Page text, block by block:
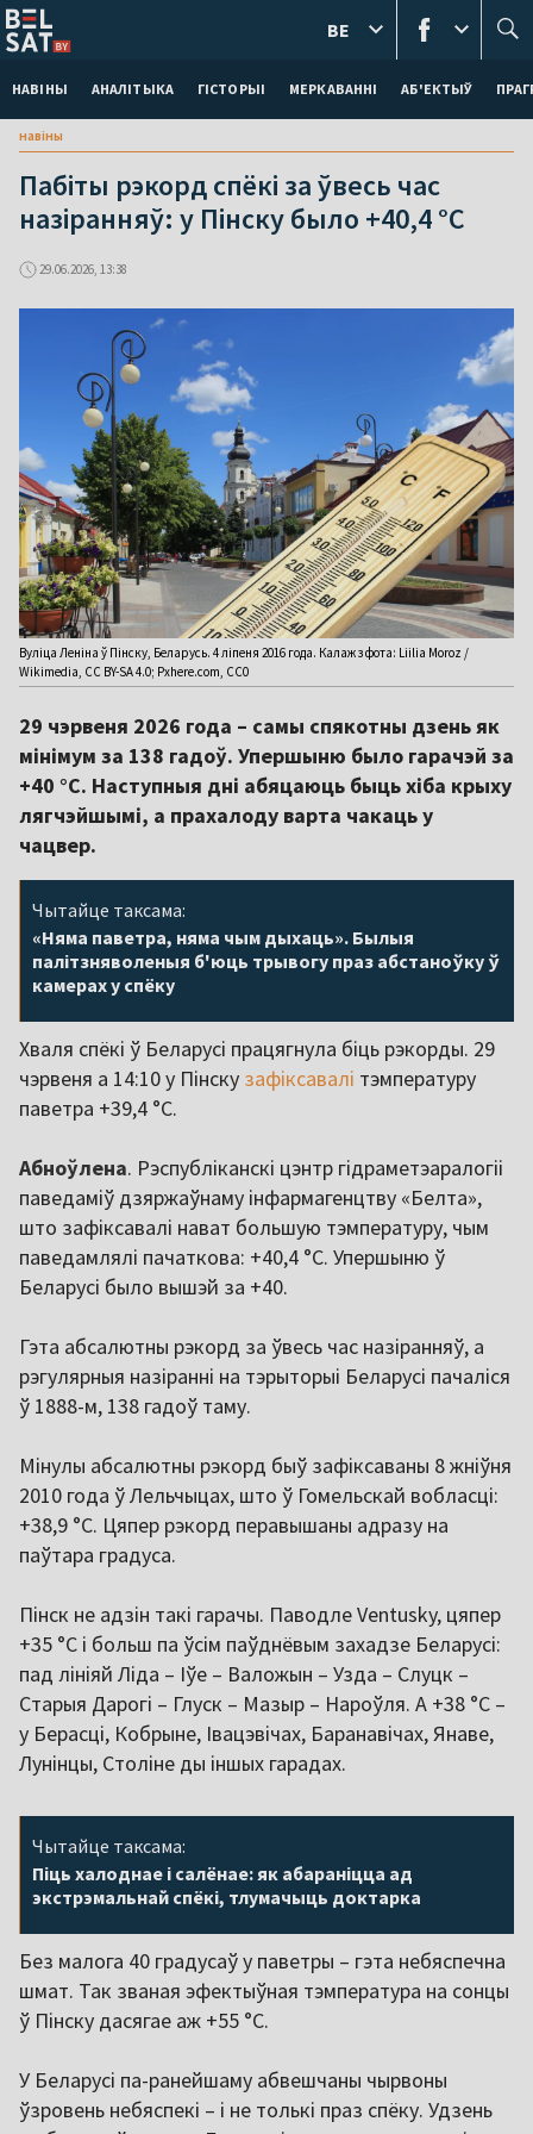
НАВІНЫ АНАЛІТЫКА ГІСТОРЫІ МЕРКАВАННI АБ'ЕКТЫЎ
BE
навіны
Пабіты рэкорд спёкі за ўвесь час
назіранняў: у Пінску было +40,4 °С
29.06.2026, 13:38
Вуліца Леніна ў Пінску, Беларусь. 4 ліпеня 2016 года. Калаж з фота: Liilia Moroz /
Wikimedia, CC BY-SA 4.0; Pxhere.com, CC0
29 чэрвеня 2026 года – самы спякотны дзень як
мінімум за 138 гадоў. Упершыню было гарачэй за
+40 °C. Наступныя дні абяцаюць быць хіба крыху
лягчэйшымі, а прахалоду варта чакаць у
чацвер.
Чытайце таксама:
«Няма паветра, няма чым дыхаць». Былыя
палітзняволеныя б'юць трывогу праз абстаноўку ў
камерах у спёку
Хваля спёкі ў Беларусі працягнула біць рэкорды. 29
чэрвеня а 14:10 у Пінску зафіксавалі тэмпературу
паветра +39,4 °С.
Абноўлена. Рэспубліканскі цэнтр гідраметэаралогіі
паведаміў дзяржаўнаму інфармагенцтву «Белта»,
што зафіксавалі нават большую тэмпературу, чым
паведамлялі пачаткова: +40,4 °C. Упершыню ў
Беларусі было вышэй за +40.
Гэта абсалютны рэкорд за ўвесь час назіранняў, а
рэгулярныя назіранні на тэрыторыі Беларусі пачаліся
ў 1888-м, 138 гадоў таму.
Мінулы абсалютны рэкорд быў зафіксаваны 8 жніўня
2010 года ў Лельчыцах, што ў Гомельскай вобласці:
+38,9 °C. Цяпер рэкорд перавышаны адразу на
паўтара градуса.
Пінск не адзін такі гарачы. Паводле Ventusky, цяпер
+35 °С і больш па ўсім паўднёвым захадзе Беларусі:
пад лініяй Ліда – Іўе – Валожын – Узда – Слуцк –
Старыя Дарогі – Глуск – Мазыр – Нароўля. А +38 °С –
у Берасці, Кобрыне, Івацэвічах, Баранавічах, Янаве,
Лунінцы, Століне ды іншых гарадах.
Чытайце таксама:
Піць халоднае і салёнае: як абараніцца ад
экстрэмальнай спёкі, тлумачыць доктарка
Без малога 40 градусаў у паветры – гэта небяспечна
шмат. Так званая эфектыўная тэмпература на сонцы
ў Пінску дасягае аж +55 °С.
У Беларусі па-ранейшаму абвешчаны чырвоны
ўзровень небяспекі – і не толькі праз спёку. Удзень